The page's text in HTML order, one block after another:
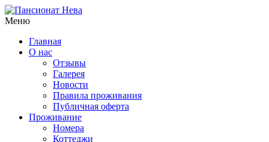
Меню
Главная
О нас
Отзывы
Галерея
Новости
Правила проживания
Публичная оферта
Проживание
Номера
Коттеджи